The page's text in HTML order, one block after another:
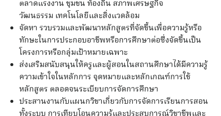
ตลาดแรงงาน ชุมชน ท้องถิ่น สภาพเศรษฐกิจ
วัฒนธรรม เทคโนโลยีและสิ่งแวดล้อม
จัดหา รวบรวมและพัฒนาหลักสูตรที่จัดขึ้นเพื่อความรู้หรือ
ทักษะในการประกอบอาชีพหรือการศึกษาต่อซึ่งจัดขึ้นเป็น
โครงการหรือกลุ่มเป้าหมายเฉพาะ
ส่งเสริมสนับสนุนให้ครูและผู้สอนในสถานศึกษาได้มีความรู้
ความเข้าใจในหลักการ จุดหมายและหลักเกณฑ์การใช้
หลักสูตร ตลอดจนระเบียบการจัดการศึกษา
ประสานงานกับแผนกวิชาเกี่ยวกับการจัดการเรียนการสอน